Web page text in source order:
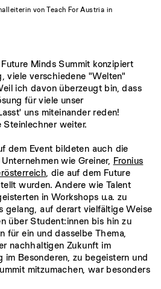
von Teach For Austria in
Minds Summit konzipiert
viele verschiedene "Welten"
ich davon überzeugt bin, dass
für viele unser
uns miteinander reden!
Steinlechner weiter.
dem Event bildeten auch die
wie Greiner, Fronius
, die auf dem Future
wurden. Andere wie Talent
in Workshops u.a. zu
gelang, auf derart vielfältige Weise
über Student:innen bis hin zu
für ein und dasselbe Thema,
nachhaltigen Zukunft im
im Besonderen, zu begeistern und
mitzumachen, war besonders